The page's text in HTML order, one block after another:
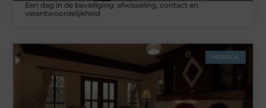
Een dag in de beveiliging: afwisseling, contact en
verantwoordelijkheid
HORECA